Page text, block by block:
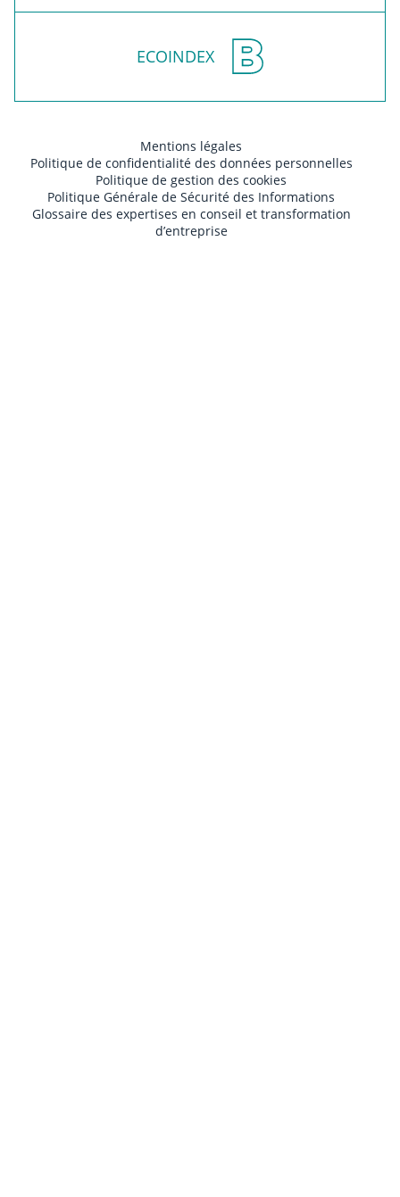
ECOINDEX
Mentions légales
Politique de confidentialité des données personnelles
Politique de gestion des cookies
Politique Générale de Sécurité des Informations
Glossaire des expertises en conseil et transformation
d’entreprise